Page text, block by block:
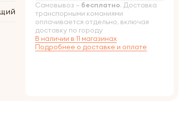
Самовывоз – бесплатно. Доставка
транспорными команиями
оплачивается отдельно, включая
доставку по городу
В наличии в 11 магазинах
Подробнее о доставке и оплате